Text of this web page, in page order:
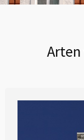
Arten